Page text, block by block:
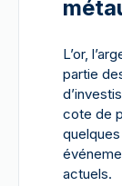
L’or,
partie
cote de
actuels.